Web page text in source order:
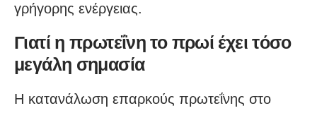
γρήγορης ενέργειας.
Γιατί η πρωτεΐνη το πρωί έχει τόσο
μεγάλη σημασία
Η κατανάλωση επαρκούς πρωτεΐνης στο